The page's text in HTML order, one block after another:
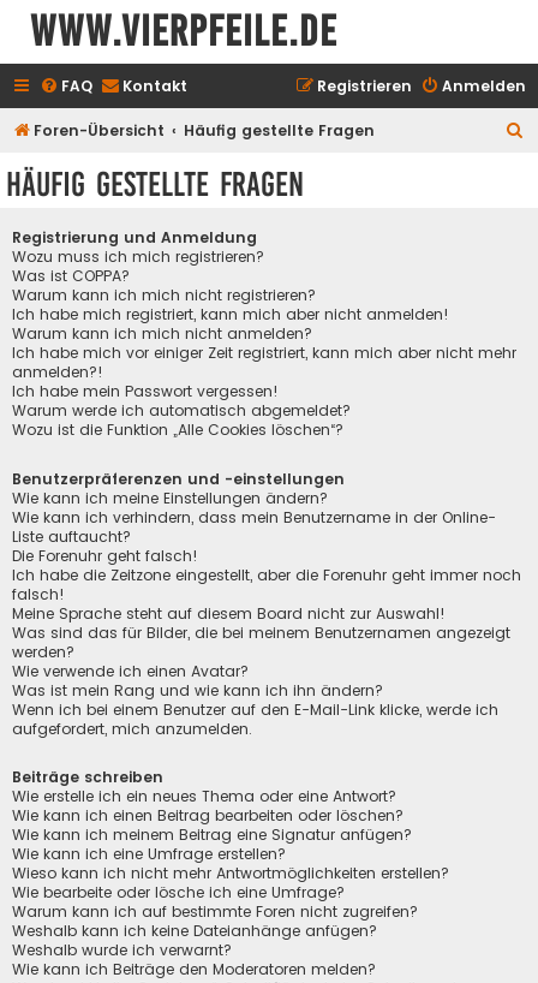
www.vierpfeile.de
FAQ Kontakt Anmelden
Registrieren
Foren-Übersicht Häufig gestellte Fragen
Häufig gestellte Fragen
Registrierung und Anmeldung
Wozu muss ich mich registrieren?
Was ist COPPA?
Warum kann ich mich nicht registrieren?
Ich habe mich registriert, kann mich aber nicht anmelden!
Warum kann ich mich nicht anmelden?
Ich habe mich vor einiger Zeit registriert, kann mich aber nicht mehr
anmelden?!
Ich habe mein Passwort vergessen!
Warum werde ich automatisch abgemeldet?
Wozu ist die Funktion „Alle Cookies löschen“?
Benutzerpräferenzen und -einstellungen
Wie kann ich meine Einstellungen ändern?
Wie kann ich verhindern, dass mein Benutzername in der Online-
Liste auftaucht?
Die Forenuhr geht falsch!
Ich habe die Zeitzone eingestellt, aber die Forenuhr geht immer noch
falsch!
Meine Sprache steht auf diesem Board nicht zur Auswahl!
Was sind das für Bilder, die bei meinem Benutzernamen angezeigt
werden?
Wie verwende ich einen Avatar?
Was ist mein Rang und wie kann ich ihn ändern?
Wenn ich bei einem Benutzer auf den E-Mail-Link klicke, werde ich
aufgefordert, mich anzumelden.
Beiträge schreiben
Wie erstelle ich ein neues Thema oder eine Antwort?
Wie kann ich einen Beitrag bearbeiten oder löschen?
Wie kann ich meinem Beitrag eine Signatur anfügen?
Wie kann ich eine Umfrage erstellen?
Wieso kann ich nicht mehr Antwortmöglichkeiten erstellen?
Wie bearbeite oder lösche ich eine Umfrage?
Warum kann ich auf bestimmte Foren nicht zugreifen?
Weshalb kann ich keine Dateianhänge anfügen?
Weshalb wurde ich verwarnt?
Wie kann ich Beiträge den Moderatoren melden?